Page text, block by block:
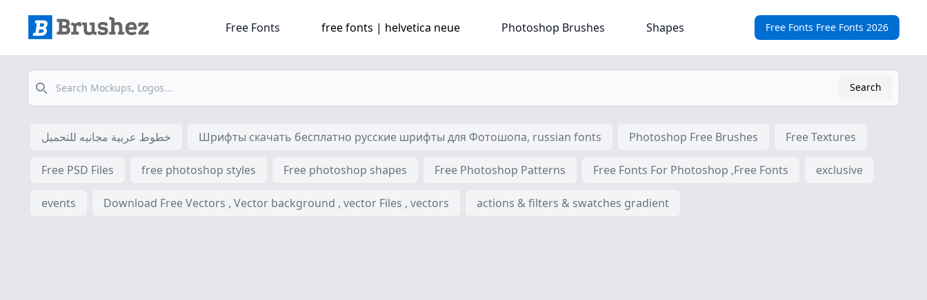
Free Fonts Free Fonts 2026
Free Fonts free fonts | helvetica neue Photoshop Brushes Shapes
Search
Search
خطوط عربية مجانيه للتحميل Шрифты скачать бесплатно русские шрифты для Фотошопа, russian fonts Photoshop Free Brushes Free Textures
Free PSD Files free photoshop styles Free photoshop shapes Free Photoshop Patterns Free Fonts For Photoshop ,Free Fonts exclusive
events Download Free Vectors , Vector background , vector Files , vectors actions & filters & swatches gradient